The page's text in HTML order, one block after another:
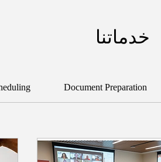
خدماتنا
Document Preparation